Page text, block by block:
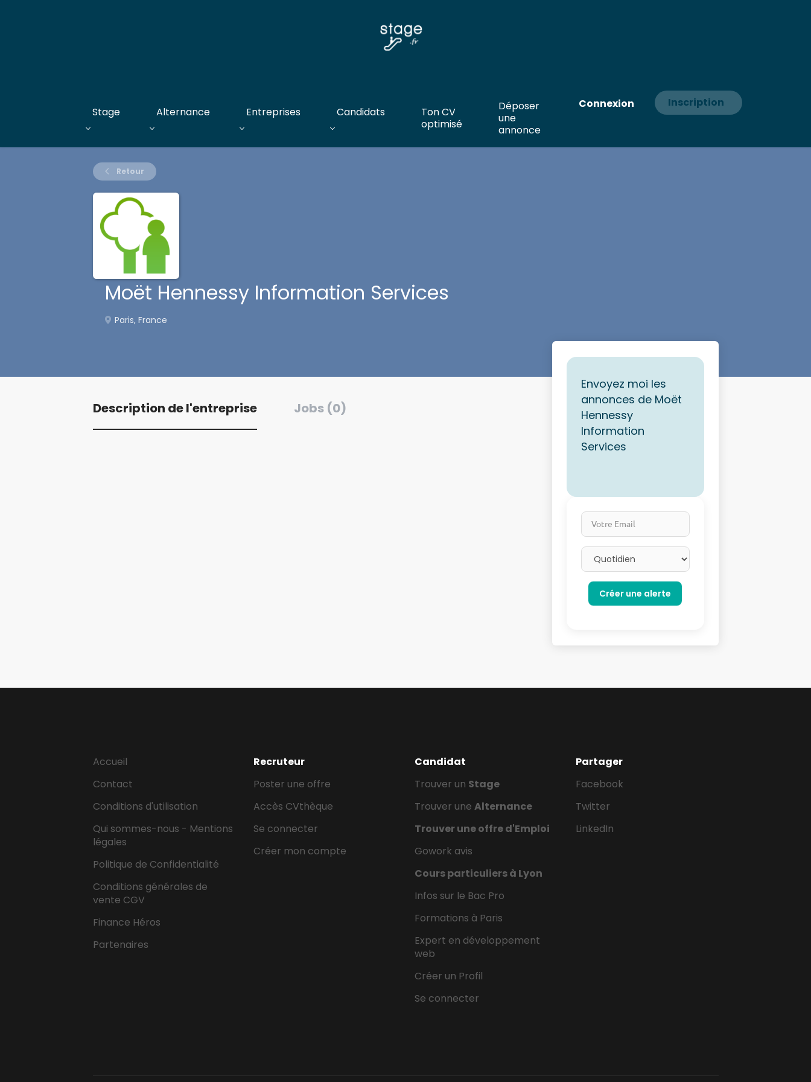
Connexion Inscription
Stage Alternance Entreprises Candidats
Ton CV
optimisé
Déposer
une
annonce
Retour
Moët Hennessy Information Services
Paris, France
Description de l'entreprise Jobs (0)
Envoyez moi les
annonces de Moët
Hennessy
Information
Services
Votre Email
Email frequency
Accueil
Contact
Conditions d'utilisation
Qui sommes-nous - Mentions
légales
Politique de Confidentialité
Conditions générales de
vente CGV
Finance Héros
Partenaires
Recruteur
Poster une offre
Accès CVthèque
Se connecter
Créer mon compte
Candidat
Trouver un Stage
Trouver une Alternance
Trouver une offre d'Emploi
Gowork avis
Cours particuliers à Lyon
Infos sur le Bac Pro
Formations à Paris
Expert en développement
web
Créer un Profil
Se connecter
Partager
Facebook
Twitter
LinkedIn